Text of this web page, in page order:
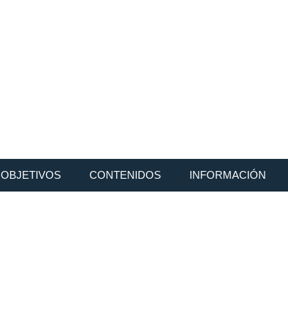
OBJETIVOS CONTENIDOS INFORMACIÓN